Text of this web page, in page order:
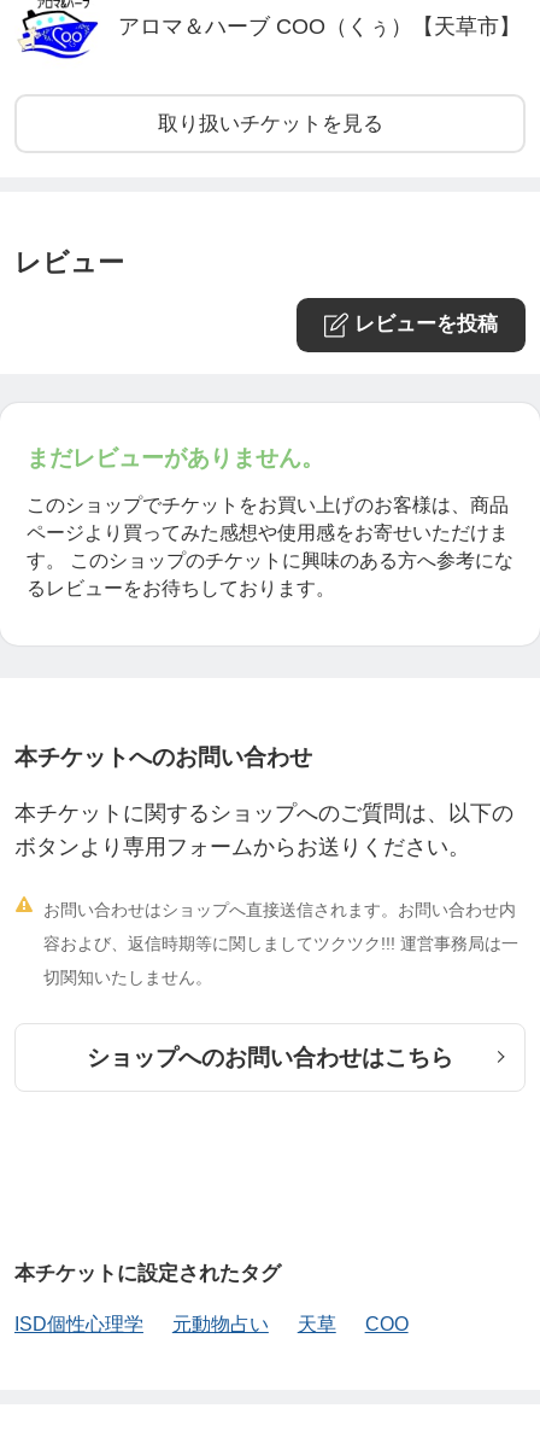
アロマ＆ハーブ COO（くぅ）【天草市】
取り扱いチケットを見る
レビュー
レビューを投稿
まだレビューがありません。
このショップでチケットをお買い上げのお客様は、商品
ページより買ってみた感想や使用感をお寄せいただけま
す。
このショップのチケットに興味のある方へ参考にな
るレビューをお待ちしております。
本チケットへのお問い合わせ
本チケットに関するショップへのご質問は、以下の
ボタンより専用フォームからお送りください。

お問い合わせはショップへ直接送信されます。お問い合わせ内
容および、返信時期等に関しましてツクツク!!! 運営事務局は一
切関知いたしません。
ショップへのお問い合わせはこちら
本チケットに設定されたタグ
ISD個性心理学 元動物占い 天草 COO